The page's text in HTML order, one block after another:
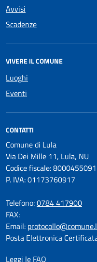
Avvisi
Scadenze
VIVERE IL COMUNE
Luoghi
Eventi
CONTATTI
Comune di Lula
Via Dei Mille 11, Lula, NU
Codice fiscale:
P. IVA: 01173760917
Telefono:0784 417900
FAX:
Email:
Posta Elettronica
Leggi le FAQ